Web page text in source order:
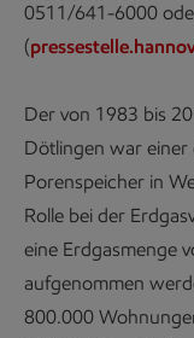
0511/641-6000
(
Der von 1983 bis
Dötlingen war
Porenspeicher in
Rolle bei der
eine Erdgasmenge
aufgenommen
800.000